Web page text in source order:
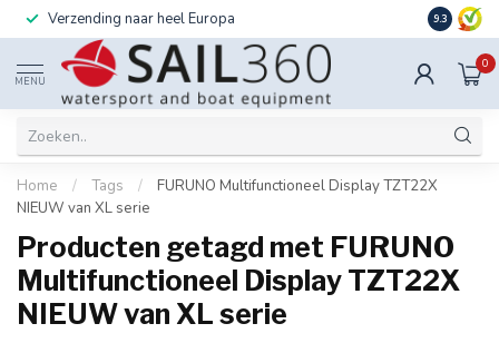
Verzending naar heel Europa Ook
9.3
MENU
0
Home / Tags /
FURUNO Multifunctioneel Display TZT22X
NIEUW van XL serie
Producten getagd met FURUNO
Multifunctioneel Display TZT22X
NIEUW van XL serie